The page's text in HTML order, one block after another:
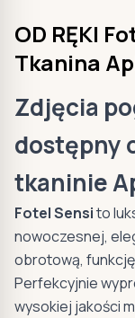
OD RĘKI
Tkanina
Zdjęcia
dostępny
tkaninie
Fotel Sensito
nowoczesnej,
obrotową,
Perfekcyjnie
wysokiej jakości